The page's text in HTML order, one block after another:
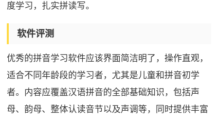
度学习，扎实拼读写。
软件评测
优秀的拼音学习软件应该界面简洁明了，操作直观，
适合不同年龄段的学习者，尤其是儿童和拼音初学
者。内容应覆盖汉语拼音的全部基础知识，包括声
母、韵母、整体认读音节以及声调等，同时提供丰富